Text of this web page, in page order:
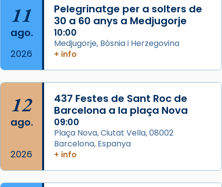
View on Facebook · Share
Arquebisbat de Barcelona
2 weeks ago
Acompanyant la història de sant Cugat, a
partir de l’Edat Mitjana sorgeix la tradició
que les santes Juliana (“relatiu a Júlia”) i
Semproniana (“relatiu a Semprònia =
eterna”) són deixebles seves. I l’any 1667, el
frare Joan Gaspar Roig, afirma en una obra
que les santes són filles de l’antiga Iluro.
Mataró en reivindicarà les relíq
11
ago.
2026
Pelegrinatge per a solters de
30 a 60 anys a Medjugorje
10:00
Medjugorje, Bòsnia i Herzegovina
+ info
12
ago.
2026
437 Festes de Sant Roc de
Barcelona a la plaça Nova
09:00
Plaça Nova, Ciutat Vella, 08002
Barcelona, Espanya
+ info